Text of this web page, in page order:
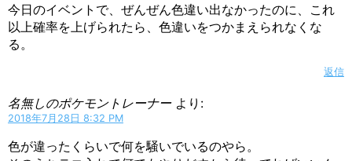
今日のイベントで、ぜんぜん色違い出なかったのに、これ
以上確率を上げられたら、色違いをつかまえられなくな
る。
返信
名無しのポケモントレーナー より:
2018年7月28日 8:32 PM
色が違ったくらいで何を騒いでいるのやら。